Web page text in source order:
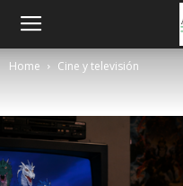
Home Cine y televisión